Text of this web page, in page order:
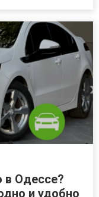
в Одессе?
и удобно